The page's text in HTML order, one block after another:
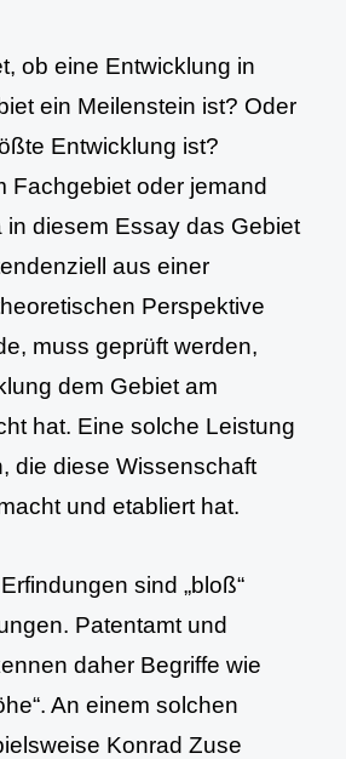
ob eine Entwicklung in
ein Meilenstein ist? Oder
Entwicklung ist?
Fachgebiet oder jemand
diesem Essay das Gebiet
aus einer
Perspektive
muss geprüft werden,
dem Gebiet am
hat. Eine solche Leistung
die diese Wissenschaft
und etabliert hat.
sind „bloß“
Patentamt und
daher Begriffe wie
An einem solchen
Konrad Zuse